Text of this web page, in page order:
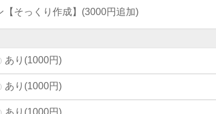
そっくり作成】 (3000円追加)
あり(1000円)
あり(1000円)
あり(1000円)